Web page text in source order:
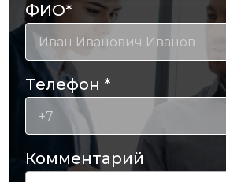
ФИО*
Телефон *
Комментарий